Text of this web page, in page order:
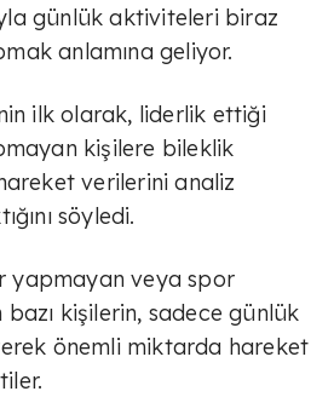
günlük aktiviteleri biraz
anlamına geliyor.
ilk olarak, liderlik ettiği
kişilere bileklik
verilerini analiz
söyledi.
yapmayan veya spor
kişilerin, sadece günlük
önemli miktarda hareket